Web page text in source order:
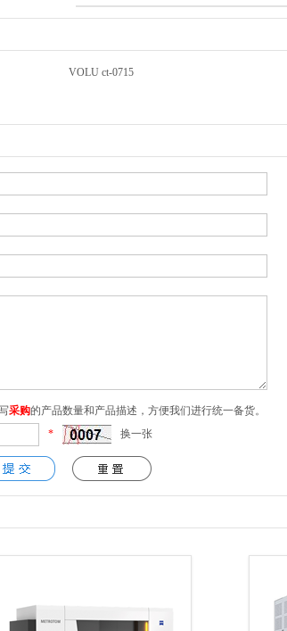
采购的产品数量和产品描述，方便我们进行统一备货。
*
换一张